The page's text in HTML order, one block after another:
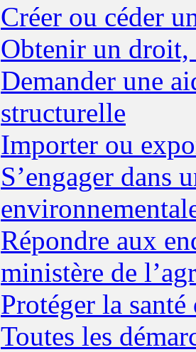
Créer ou céder
Obtenir un droit,
Demander une
structurelle
Importer ou
S’engager dans
Répondre aux
ministère de
Protéger la
Toutes les